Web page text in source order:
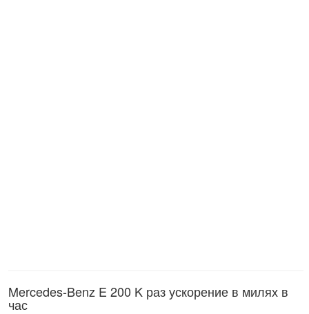
Mercedes-Benz E 200 K раз ускорение в милях в
час